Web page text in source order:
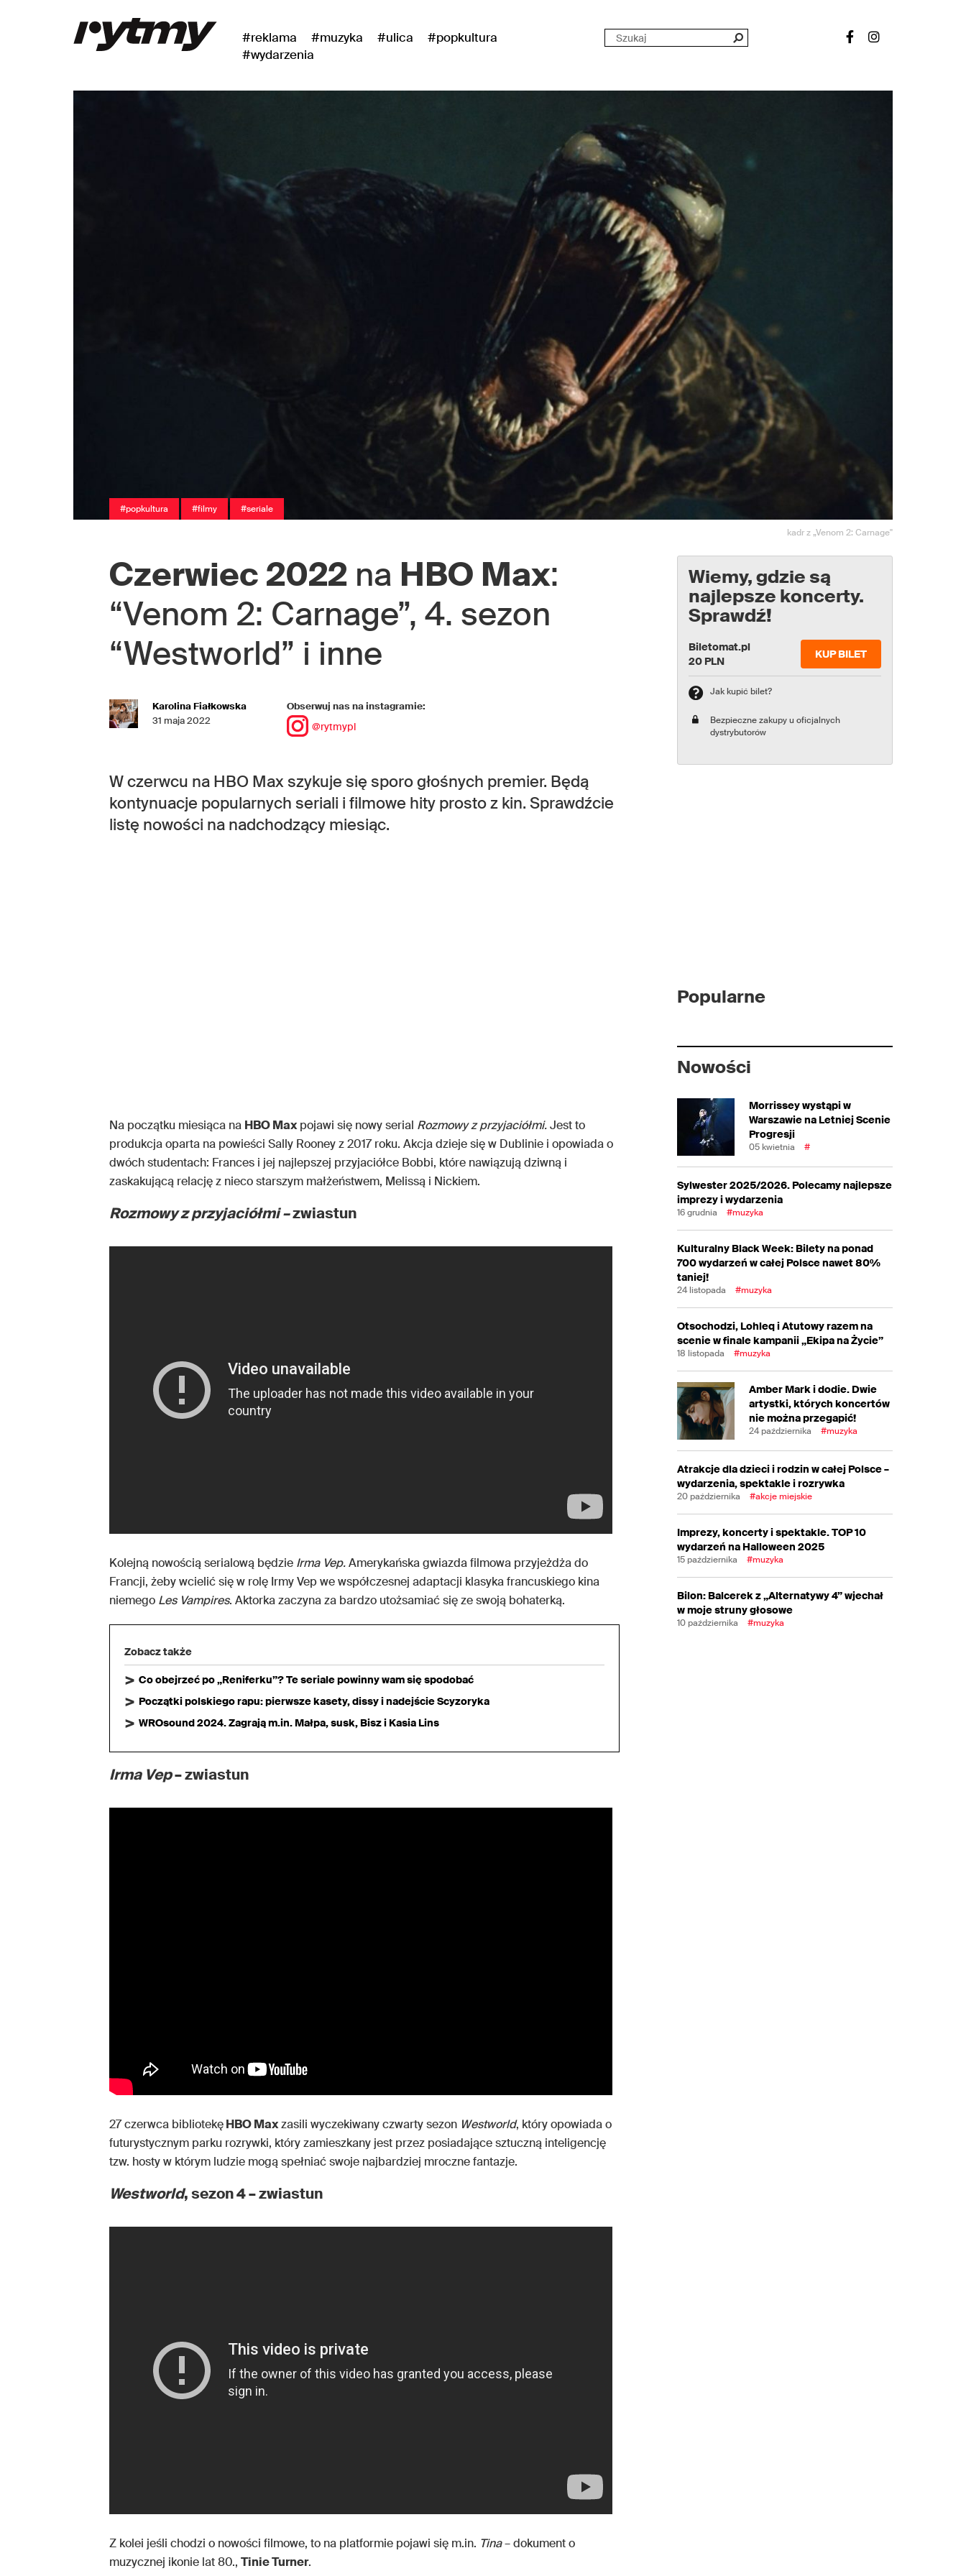
#reklama #muzyka #ulica
#popkultura
#wydarzenia
#popkultura #filmy #seriale
kadr z „Venom 2: Carnage"
Czerwiec 2022 na HBO Max:
“Venom 2: Carnage”, 4. sezon
“Westworld” i inne
Karolina Fiałkowska
31 maja 2022
Obserwuj nas na instagramie:
@rytmypl
W czerwcu na HBO Max szykuje się sporo głośnych premier. Będą
kontynuacje popularnych seriali i filmowe hity prosto z kin. Sprawdźcie
listę nowości na nadchodzący miesiąc.
Na początku miesiąca na HBO Maxpojawi się nowy serial Rozmowy z przyjaciółmi.Jest to
produkcja oparta na powieści Sally Rooney z 2017 roku. Akcja dzieje się w Dublinie i opowiada o
dwóch studentach: Frances i jej najlepszej przyjaciółce Bobbi, które nawiązują dziwną i
zaskakującą relację z nieco starszym małżeństwem, Melissą i Nickiem.
Rozmowy z przyjaciółmi –zwiastun
Kolejną nowością serialową będzie Irma Vep.Amerykańska gwiazda filmowa przyjeżdża do
Francji, żeby wcielić się w rolę Irmy Vep we współczesnej adaptacji klasyka francuskiego kina
niemego Les Vampires. Aktorka zaczyna za bardzo utożsamiać się ze swoją bohaterką.
Zobacz także
Co obejrzeć po „Reniferku”? Te seriale powinny wam się spodobać
Początki polskiego rapu: pierwsze kasety, dissy i nadejście Scyzoryka
WROsound 2024. Zagrają m.in. Małpa, susk, Bisz i Kasia Lins
Irma Vep– zwiastun
27 czerwca bibliotekęHBO Maxzasili wyczekiwany czwarty sezon Westworld, który opowiada o
futurystycznym parku rozrywki, który zamieszkany jest przez posiadające sztuczną inteligencję
tzw. hosty w którym ludzie mogą spełniać swoje najbardziej mroczne fantazje.
Westworld, sezon 4 – zwiastun
Z kolei jeśli chodzi o nowości filmowe, to na platformie pojawi się m.in. Tina– dokument o
muzycznej ikonie lat 80., Tinie Turner.
Wiemy, gdzie są
najlepsze koncerty.
Sprawdź!
Biletomat.pl
20 PLN
KUP BILET
Jak kupić bilet?
Bezpieczne zakupy u oficjalnych
dystrybutorów
Popularne
Nowości
Morrissey wystąpi w
Warszawie na Letniej Scenie
Progresji
05 kwietnia #
Sylwester 2025/2026. Polecamy najlepsze
imprezy i wydarzenia
16 grudnia #muzyka
Kulturalny Black Week: Bilety na ponad
700 wydarzeń w całej Polsce nawet 80%
taniej!
24 listopada #muzyka
Otsochodzi, Lohleq i Atutowy razem na
scenie w finale kampanii „Ekipa na Życie”
18 listopada #muzyka
Amber Mark i dodie. Dwie
artystki, których koncertów
nie można przegapić!
24 października #muzyka
Atrakcje dla dzieci i rodzin w całej Polsce –
wydarzenia, spektakle i rozrywka
20 października #akcje miejskie
Imprezy, koncerty i spektakle. TOP 10
wydarzeń na Halloween 2025
15 października #muzyka
Bilon: Balcerek z „Alternatywy 4” wjechał
w moje struny głosowe
10 października #muzyka